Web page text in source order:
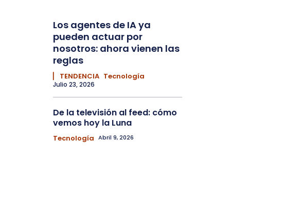
Los agentes de IA ya
pueden actuar por
nosotros: ahora vienen las
reglas
▏ TENDENCIA Tecnología
Julio 23, 2026
De la televisión al feed: cómo
vemos hoy la Luna
Tecnología Abril 9, 2026